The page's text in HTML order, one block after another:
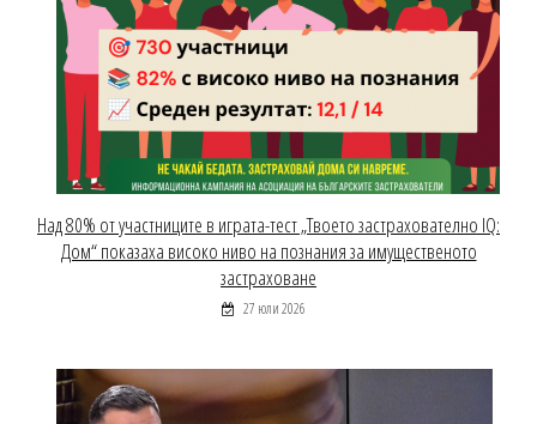
Над 80% от участниците в играта-тест „Твоето застрахователно IQ:
Дом“ показаха високо ниво на познания за имущественото
застраховане
27 юли 2026